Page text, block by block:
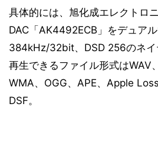
具体的には、旭化成エレクトロ
DAC「AK4492ECB」をデュア
384kHz/32bit、DSD 256のネイ
再生できるファイル形式はWAV
WMA、OGG、APE、Apple
DSF。